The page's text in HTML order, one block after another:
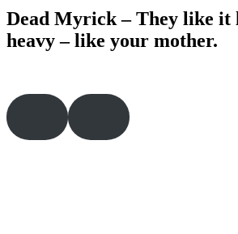
Dead Myrick – They like it
heavy – like your mother.